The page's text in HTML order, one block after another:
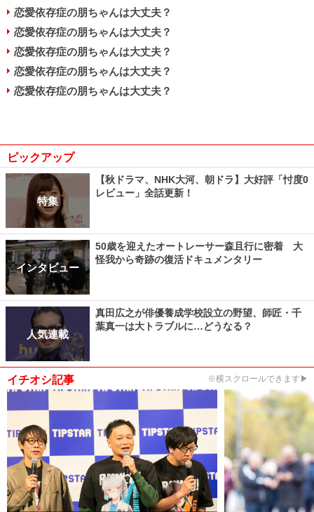
恋愛依存症の朋ちゃんは大丈夫？
恋愛依存症の朋ちゃんは大丈夫？
恋愛依存症の朋ちゃんは大丈夫？
恋愛依存症の朋ちゃんは大丈夫？
恋愛依存症の朋ちゃんは大丈夫？
ピックアップ
特集
【秋ドラマ、NHK大河、朝ドラ】大好評「忖度0
レビュー」全話更新！
インタビュー
50歳を迎えたオートレーサー森且行に密着 大
怪我から奇跡の復活ドキュメンタリー
人気連載
真田広之が俳優養成学校設立の野望、師匠・千
葉真一は大トラブルに…どうなる？
イチオシ記事 ※横スクロールできます▶